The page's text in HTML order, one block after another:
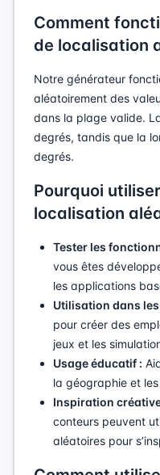
Comment
de localisation
Notre générateur
aléatoirement des
dans la plage valide.
degrés, tandis que la
degrés.
Pourquoi
localisation
Tester les
vous êtes
les applications
Utilisation dans
pour créer des
jeux et les
Usage éducatif :
la géographie et
Inspiration
conteurs peuvent
aléatoires pour